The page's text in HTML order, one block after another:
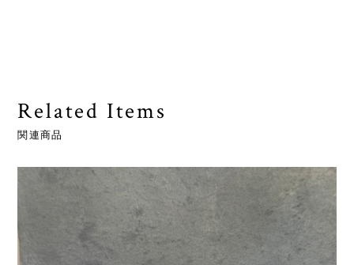
Related Items
関連商品